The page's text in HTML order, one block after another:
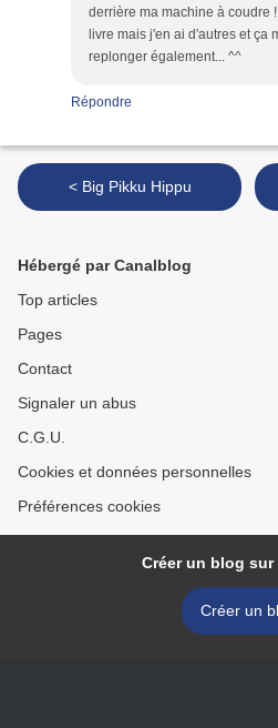
derrière ma machine à coudre
livre mais j'en ai d'autres et ça
replonger également... ^^
Répondre
< Big Pikku Hippu
Hébergé par Canalblog
Top articles
Pages
Contact
Signaler un abus
C.G.U.
Cookies et données personnelles
Préférences cookies
Créer un blog sur
Créer un